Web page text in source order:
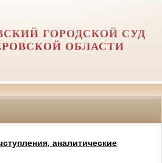
ГОРОДСКОЙ СУД
ОБЛАСТИ
аналитические